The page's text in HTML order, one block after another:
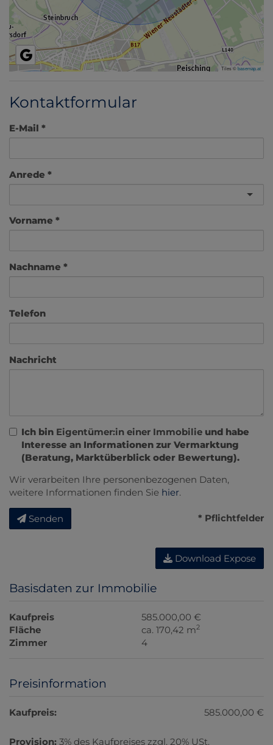
Tiles ©basemap.at
Kontaktformular
E-Mail
Anrede
Vorname
Nachname
Telefon
Nachricht
Ich bin Eigentümer:in einer Immobilie und habe
Interesse an Informationen zur Vermarktung
(Beratung, Marktüberblick oder Bewertung).
Wir verarbeiten Ihre personenbezogenen Daten,
weitere Informationen finden Sie hier.
Senden * Pflichtfelder
Download Expose
Basisdaten zur Immobilie
Kaufpreis
585.000,00 €
Fläche
ca. 170,42 m2
Zimmer 4
Preisinformation
Kaufpreis: 585.000,00 €
Provision: 3% des Kaufpreises zzgl. 20% USt.